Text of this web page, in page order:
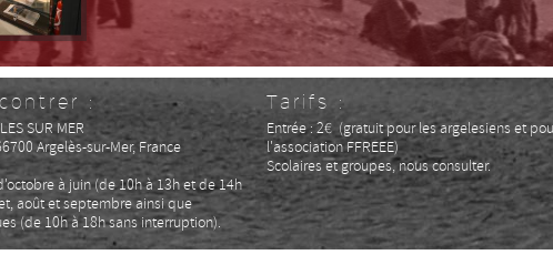
:
SUR MER
Argelès-sur-Mer, France
à juin (de 10h à 13h et de 14h
août et septembreainsi que
(de 10h à 18h sans interruption).
Tarifs :
Entrée : 2€ (gratuit pour les argelesiens et
l'association FFREEE)
Scolaires et groupes, nous consulter.